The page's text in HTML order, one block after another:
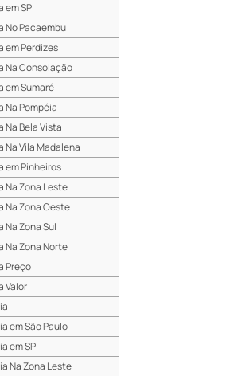
em SP
No Pacaembu
em Perdizes
Na Consolação
em Sumaré
Na Pompéia
Na Bela Vista
Na Vila Madalena
em Pinheiros
Na Zona Leste
Na Zona Oeste
Na Zona Sul
Na Zona Norte
Preço
Valor
em São Paulo
em SP
Na Zona Leste